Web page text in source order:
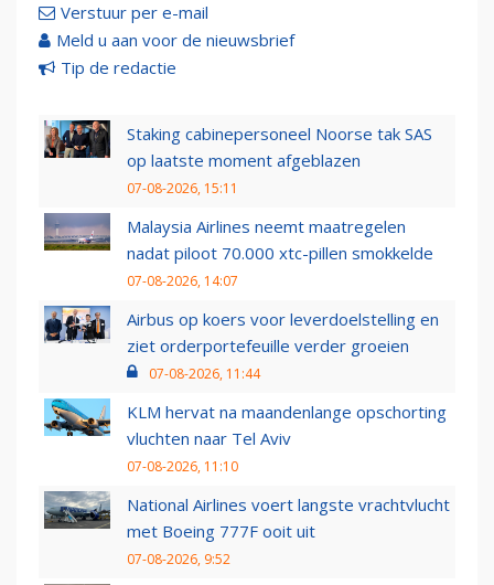
Verstuur per e-mail
Meld u aan voor de nieuwsbrief
Tip de redactie
Staking cabinepersoneel Noorse tak SAS
op laatste moment afgeblazen
07-08-2026, 15:11
Malaysia Airlines neemt maatregelen
nadat piloot 70.000 xtc-pillen smokkelde
07-08-2026, 14:07
Airbus op koers voor leverdoelstelling en
ziet orderportefeuille verder groeien
07-08-2026, 11:44
KLM hervat na maandenlange opschorting
vluchten naar Tel Aviv
07-08-2026, 11:10
National Airlines voert langste vrachtvlucht
met Boeing 777F ooit uit
07-08-2026, 9:52